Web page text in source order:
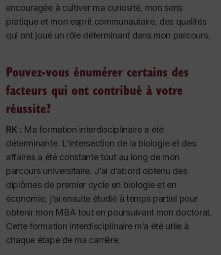
encouragée à cultiver ma curiosité, mon sens
pratique et mon esprit communautaire, des qualités
qui ont joué un rôle déterminant dans mon parcours.
Pouvez-vous énumérer certains des
facteurs qui ont contribué à votre
réussite?
RK : Ma formation interdisciplinaire a été
déterminante. L’intersection de la biologie et des
affaires a été constante tout au long de mon
parcours universitaire. J’ai d’abord obtenu des
diplômes de premier cycle en biologie et en
économie; j’ai ensuite étudié à temps partiel pour
obtenir mon MBA tout en poursuivant mon doctorat.
Cette formation interdisciplinaire m’a été utile à
chaque étape de ma carrière.